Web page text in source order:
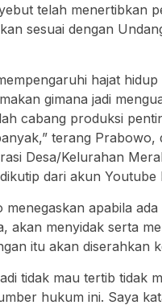
telah menertibkan
sesuai dengan
hajat
gimana jadi
cabang produksi
terang
Desa/Kelurahan
dari akun
apabila
akan menyidak serta
itu akan diserahkan
tidak mau tertib tidak
hukum ini. Saya